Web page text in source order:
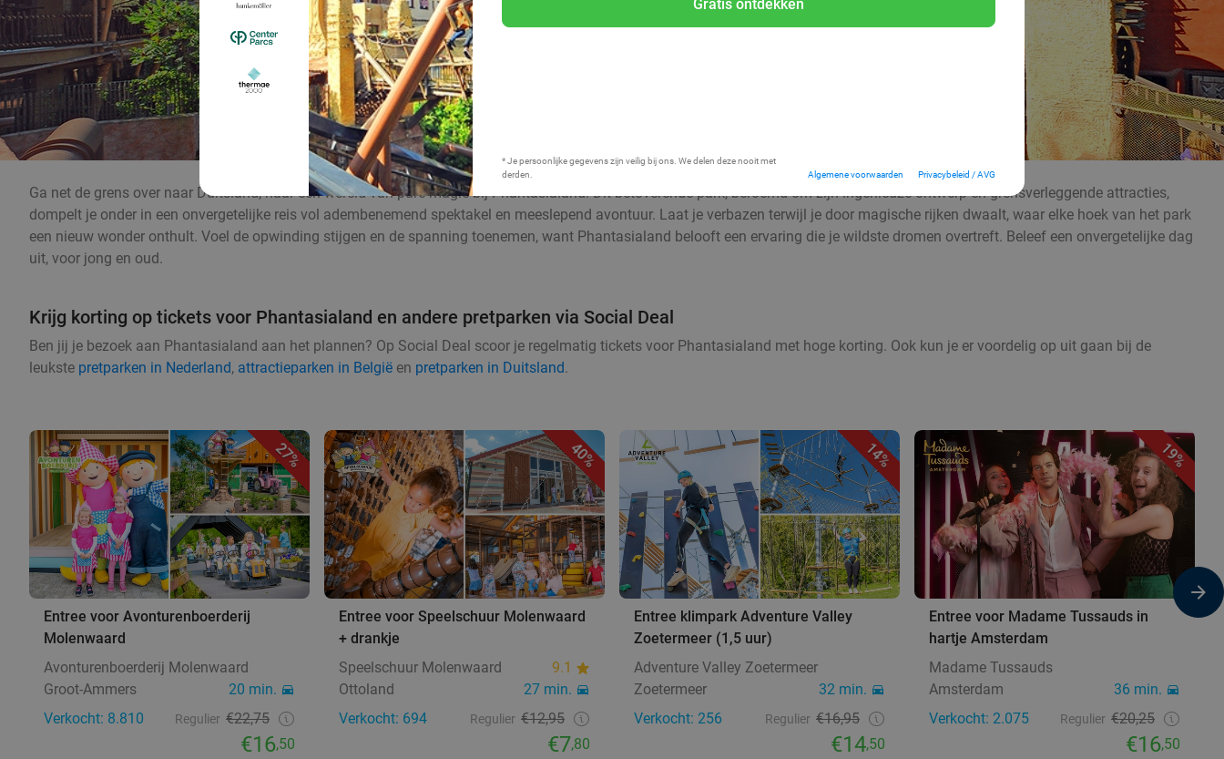
Gratis ontdekken
* Je persoonlijke gegevens zijn veilig bij ons. We delen deze nooit met
derden.
Algemene voorwaarden Privacybeleid / AVG
Ga net de grens over naar Duitsland, naar een wereld van pure magie bij Phantasialand. Dit betoverende park, beroemd om zijn ingenieuze ontwerp en grensverleggende attracties,
dompelt je onder in een onvergetelijke reis vol adembenemend spektakel en meeslepend avontuur. Laat je verbazen terwijl je door magische rijken dwaalt, waar elke hoek van het park
een nieuw wonder onthult. Voel de opwinding stijgen en de spanning toenemen, want Phantasialand belooft een ervaring die je wildste dromen overtreft. Beleef een onvergetelijke dag
uit, voor jong en oud.
Krijg korting op tickets voor Phantasialand en andere pretparken via Social Deal
Ben jij je bezoek aan Phantasialand aan het plannen? Op Social Deal scoor je regelmatig tickets voor Phantasialand met hoge korting. Ook kun je er voordelig op uit gaan bij de
leukste pretparken in Nederland, attractieparken in België en pretparken in Duitsland.
27%
Entree voor Avonturenboerderij
Molenwaard
Avonturenboerderij Molenwaard
Groot-Ammers
20 min.
Verkocht: 8.810
Regulier €22,75
€16,50
40%
Entree voor Speelschuur Molenwaard
+ drankje
Speelschuur Molenwaard
9.1
Ottoland
27 min.
Verkocht: 694
Regulier €12,95
€7,80
14%
Entree klimpark Adventure Valley
Zoetermeer (1,5 uur)
Adventure Valley Zoetermeer
Zoetermeer
32 min.
Verkocht: 256
Regulier €16,95
€14,50
19%
Entree voor Madame Tussauds in
hartje Amsterdam
Madame Tussauds
Amsterdam
36 min.
Verkocht: 2.075
Regulier €20,25
€16,50